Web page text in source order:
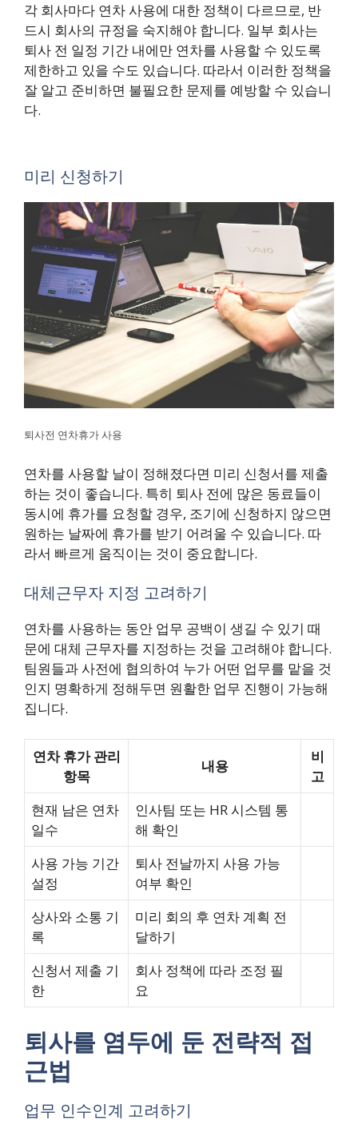
각 회사마다 연차 사용에 대한 정책이 다르므로, 반
드시 회사의 규정을 숙지해야 합니다. 일부 회사는
퇴사 전 일정 기간 내에만 연차를 사용할 수 있도록
제한하고 있을 수도 있습니다. 따라서 이러한 정책을
잘 알고 준비하면 불필요한 문제를 예방할 수 있습니
다.
미리 신청하기
퇴사전 연차휴가 사용
연차를 사용할 날이 정해졌다면 미리 신청서를 제출
하는 것이 좋습니다. 특히 퇴사 전에 많은 동료들이
동시에 휴가를 요청할 경우, 조기에 신청하지 않으면
원하는 날짜에 휴가를 받기 어려울 수 있습니다. 따
라서 빠르게 움직이는 것이 중요합니다.
대체근무자 지정 고려하기
연차를 사용하는 동안 업무 공백이 생길 수 있기 때
문에 대체 근무자를 지정하는 것을 고려해야 합니다.
팀원들과 사전에 협의하여 누가 어떤 업무를 맡을 것
인지 명확하게 정해두면 원활한 업무 진행이 가능해
집니다.
연차 휴가 관리
항목
내용
비
고
현재 남은 연차
일수
인사팀 또는 HR 시스템 통
해 확인
사용 가능 기간
설정
퇴사 전날까지 사용 가능
여부 확인
상사와 소통 기
록
미리 회의 후 연차 계획 전
달하기
신청서 제출 기
한
회사 정책에 따라 조정 필
요
퇴사를 염두에 둔 전략적 접
근법
업무 인수인계 고려하기